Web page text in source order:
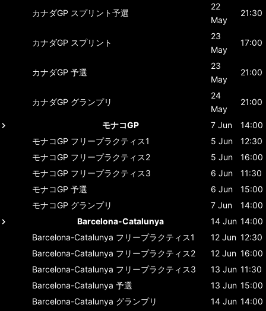
カナダGP スプリント予選
22
May
21:30
カナダGP スプリント
23
May
17:00
カナダGP 予選
23
May
21:00
カナダGP グランプリ
24
May
21:00
モナコGP 7 Jun
14:00
モナコGP フリープラクティス1 5 Jun
12:30
モナコGP フリープラクティス2 5 Jun
16:00
モナコGP フリープラクティス3 6 Jun
11:30
モナコGP 予選 6 Jun
15:00
モナコGP グランプリ 7 Jun
14:00
Barcelona-Catalunya
14 Jun 14:00
Barcelona-Catalunya フリープラクティス1 12 Jun 12:30
Barcelona-Catalunya フリープラクティス2 12 Jun 16:00
Barcelona-Catalunya フリープラクティス3 13 Jun 11:30
Barcelona-Catalunya 予選 13 Jun 15:00
Barcelona-Catalunya グランプリ 14 Jun 14:00